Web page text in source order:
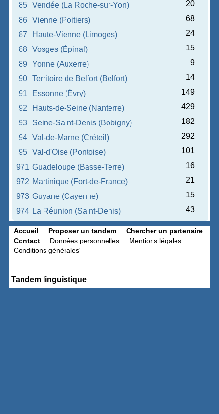
85
Vendée (La Roche-sur-Yon)
20
86
Vienne (Poitiers)
68
87
Haute-Vienne (Limoges)
24
88
Vosges (Épinal)
15
89
Yonne (Auxerre)
9
90
Territoire de Belfort (Belfort)
14
91
Essonne (Évry)
149
92
Hauts-de-Seine (Nanterre)
429
93
Seine-Saint-Denis (Bobigny)
182
94
Val-de-Marne (Créteil)
292
95
Val-d'Oise (Pontoise)
101
971 Guadeloupe (Basse-Terre)
16
972 Martinique (Fort-de-France)
21
973 Guyane (Cayenne)
15
974 La Réunion (Saint-Denis) 43
Accueil Proposer un tandem
Chercher un partenaire
Contact
Données personnelles
Mentions légales
Conditions générales'
Tandem linguistique